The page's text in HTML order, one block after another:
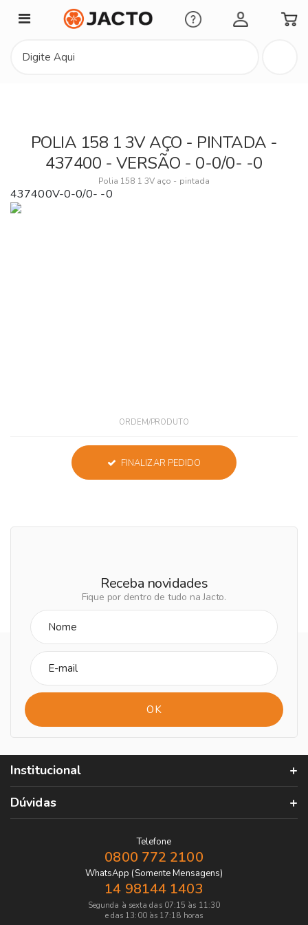
Minha Conta
POLIA 158 1 3V AÇO - PINTADA -
437400 - VERSÃO - 0-0/0- -0
Polia 158 1 3V aço - pintada
437400V-0-0/0- -0
ORDEM/PRODUTO
FINALIZAR PEDIDO
Receba novidades
Fique por dentro de tudo na Jacto.
Institucional
Dúvidas
Telefone
0800 772 2100
WhatsApp (Somente Mensagens)
14 98144 1403
Segunda à sexta das 07:15 às 11:30
e das 13:00 às 17:18 horas